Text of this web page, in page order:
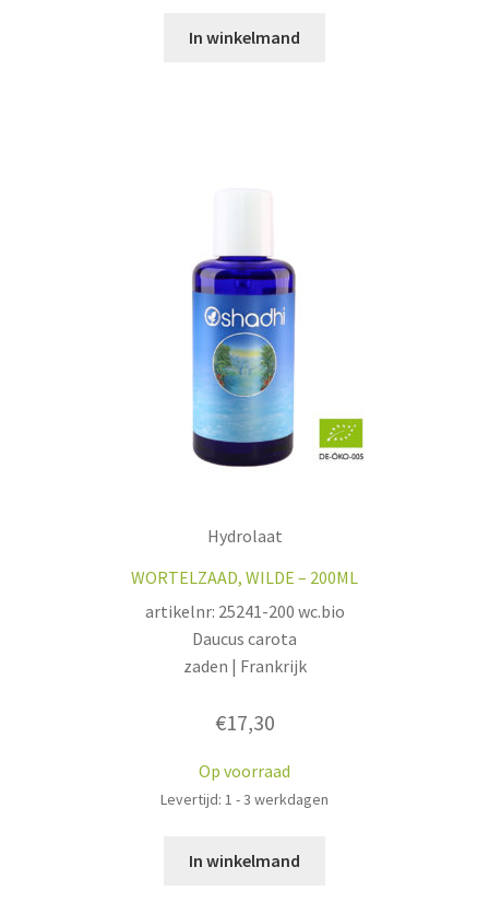
In winkelmand
Hydrolaat
WORTELZAAD, WILDE – 200ML
artikelnr: 25241-200 wc.bio
Daucus carota
zaden | Frankrijk
€17,30
Op voorraad
Levertijd: 1 - 3 werkdagen
In winkelmand